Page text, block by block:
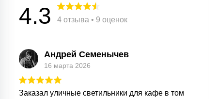
4.3 4 отзыва • 9 оценок
Андрей Семенычев
16 марта 2026
Заказал уличные светильники для кафе в том